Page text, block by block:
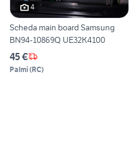
4
Scheda main board Samsung
BN94-10869Q UE32K4100
45 €
Palmi(RC)